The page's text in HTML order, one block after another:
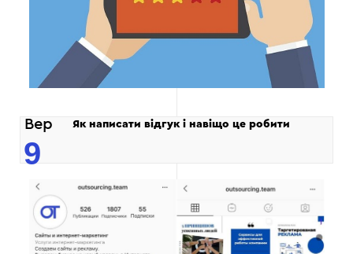
Вер
9
Як написати відгук і навіщо це робити